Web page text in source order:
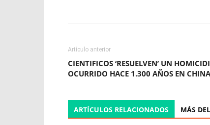
Artículo anterior
CIENTIFICOS ‘RESUELVEN’ UN
OCURRIDO HACE 1.300 AÑOS EN CHINA
ARTÍCULOS RELACIONADOS MÁS